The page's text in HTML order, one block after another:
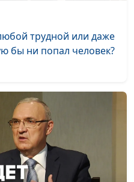
Андрей Демидов,
священнослужитель
Андрей Демидов,
священнослужитель
Юлия Синицына,
Андрей Демидов,
священнослужитель
трудной или даже
бы ни попал человек?